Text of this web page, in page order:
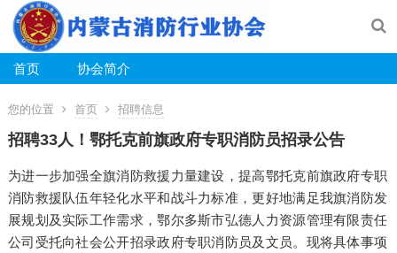
首页 协会简介
您的位置 首页 招聘信息
招聘33人！鄂托克前旗政府专职消防员招录公告
为进一步加强全旗消防救援力量建设，提高鄂托克前旗政府专职
消防救援队伍年轻化水平和战斗力标准，更好地满足我旗消防发
展规划及实际工作需求，鄂尔多斯市弘德人力资源管理有限责任
公司受托向社会公开招录政府专职消防员及文员。现将具体事项